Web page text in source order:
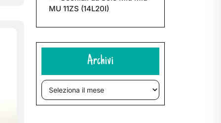
MU 11ZS (14L20I)
Archivi
Archivi